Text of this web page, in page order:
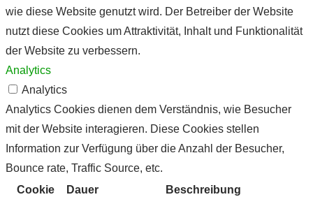
wie diese Website genutzt wird. Der Betreiber der Website
nutzt diese Cookies um Attraktivität, Inhalt und Funktionalität
der Website zu verbessern.
Analytics
Analytics
Analytics Cookies dienen dem Verständnis, wie Besucher
mit der Website interagieren. Diese Cookies stellen
Information zur Verfügung über die Anzahl der Besucher,
Bounce rate, Traffic Source, etc.
Cookie
Dauer Beschreibung